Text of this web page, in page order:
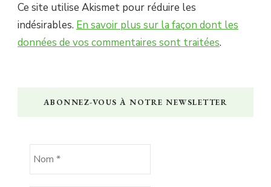
Ce site utilise Akismet pour réduire les
indésirables. En savoir plus sur la façon dont les
données de vos commentaires sont traitées.
ABONNEZ-VOUS À NOTRE NEWSLETTER